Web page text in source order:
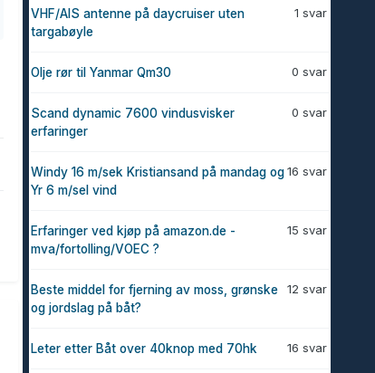
1 svar
VHF/AIS antenne på daycruiser uten
targabøyle
0 svar
Olje rør til Yanmar Qm30
0 svar
Scand dynamic 7600 vindusvisker
erfaringer
16 svar
Windy 16 m/sek Kristiansand på mandag og
Yr 6 m/sel vind
15 svar
Erfaringer ved kjøp på amazon.de -
mva/fortolling/VOEC ?
12 svar
Beste middel for fjerning av moss, grønske
og jordslag på båt?
16 svar
Leter etter Båt over 40knop med 70hk